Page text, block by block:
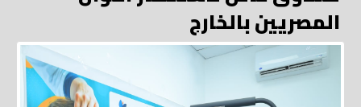
المصريين بالخارج